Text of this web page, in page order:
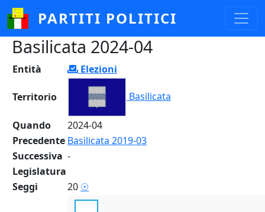
Salta al contenuto principale
PARTITI POLITICI
Basilicata 2024-04
Entità Elezioni
Territorio Basilicata
Quando
2024-04
Precedente Basilicata 2019-03
Successiva -
Legislatura
Seggi
20 ☉